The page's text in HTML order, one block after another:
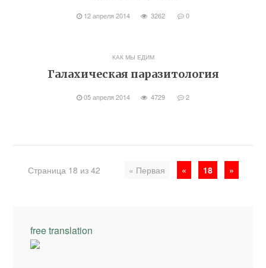
12 апреля 2014 3262 0
КАК МЫ ЕДИМ
Галахическая паразитология
05 апреля 2014 4729 2
Страница 18 из 42 « Первая « 18 »
free translation